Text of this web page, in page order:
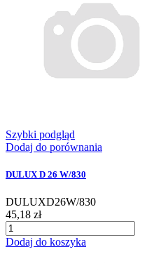
Szybki podgląd
Dodaj do porównania
DULUX D 26 W/830
DULUXD26W/830
45,18 zł
Dodaj do koszyka